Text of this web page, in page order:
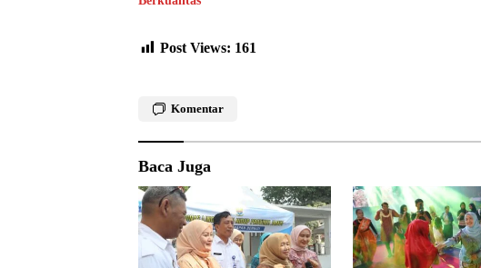
Post Views: 161
Komentar
Baca Juga